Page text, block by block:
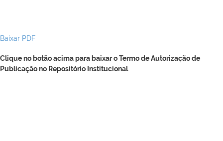
Baixar PDF
Clique no botão acima para baixar o Termo de Autorização de
Publicação no Repositório Institucional